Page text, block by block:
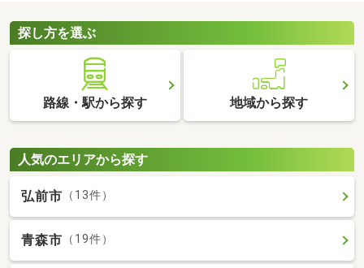
探し方を選ぶ
路線・駅から探す 地域から探す
人気のエリアから探す
弘前市 （13件）
青森市 （19件）